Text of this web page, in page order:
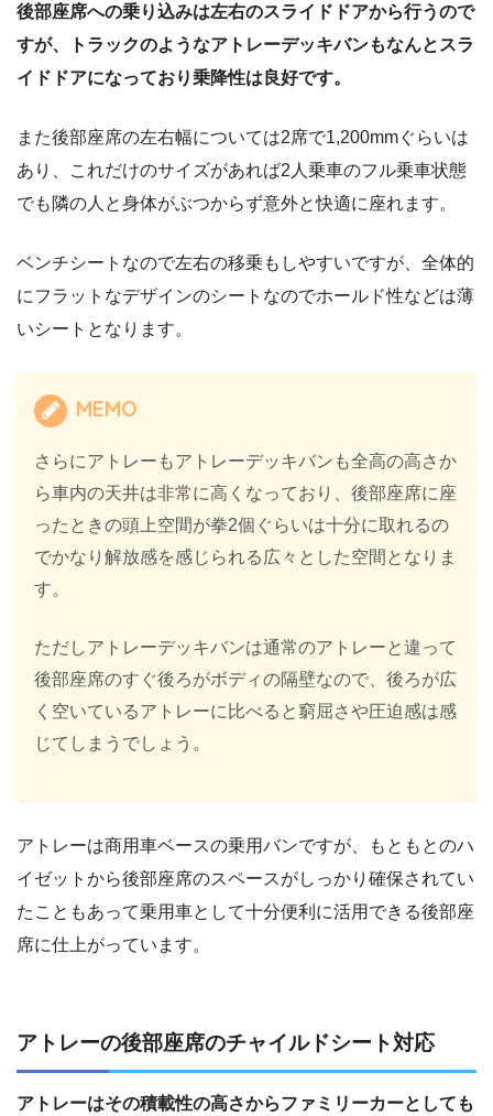
後部座席への乗り込みは左右のスライドドアから行うので
すが、トラックのようなアトレーデッキバンもなんとスラ
イドドアになっており乗降性は良好です。
また後部座席の左右幅については2席で1,200mmぐらいは
あり、これだけのサイズがあれば2人乗車のフル乗車状態
でも隣の人と身体がぶつからず意外と快適に座れます。
ベンチシートなので左右の移乗もしやすいですが、全体的
にフラットなデザインのシートなのでホールド性などは薄
いシートとなります。
MEMO
さらにアトレーもアトレーデッキバンも全高の高さか
ら車内の天井は非常に高くなっており、後部座席に座
ったときの頭上空間が拳2個ぐらいは十分に取れるの
でかなり解放感を感じられる広々とした空間となりま
す。
ただしアトレーデッキバンは通常のアトレーと違って
後部座席のすぐ後ろがボディの隔壁なので、後ろが広
く空いているアトレーに比べると窮屈さや圧迫感は感
じてしまうでしょう。
アトレーは商用車ベースの乗用バンですが、もともとのハ
イゼットから後部座席のスペースがしっかり確保されてい
たこともあって乗用車として十分便利に活用できる後部座
席に仕上がっています。
アトレーの後部座席のチャイルドシート対応
アトレーはその積載性の高さからファミリーカーとしても